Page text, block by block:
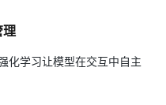
理
化学习让模型在交互中自主